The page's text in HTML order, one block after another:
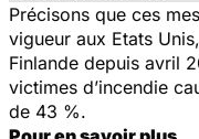
Précisons que ces
vigueur aux Etats
Finlande depuis avril
victimes d’incendie
de 43 %.